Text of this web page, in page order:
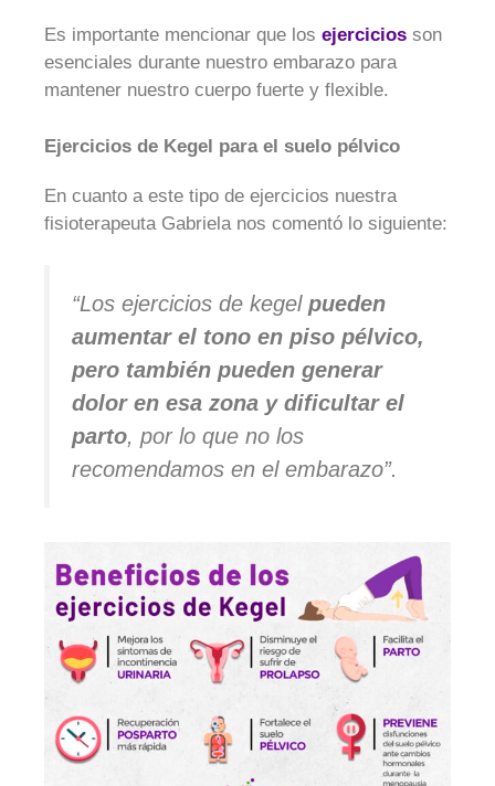
Es importante mencionar que los ejercicios son
esenciales durante nuestro embarazo para
mantener nuestro cuerpo fuerte y flexible.
Ejercicios de Kegel para el suelo pélvico
En cuanto a este tipo de ejercicios nuestra
fisioterapeuta Gabriela nos comentó lo siguiente:
“Los ejercicios de kegel pueden
aumentar el tono en piso pélvico,
pero también pueden generar
dolor en esa zona y dificultar el
parto, por lo que no los
recomendamos en el embarazo”.